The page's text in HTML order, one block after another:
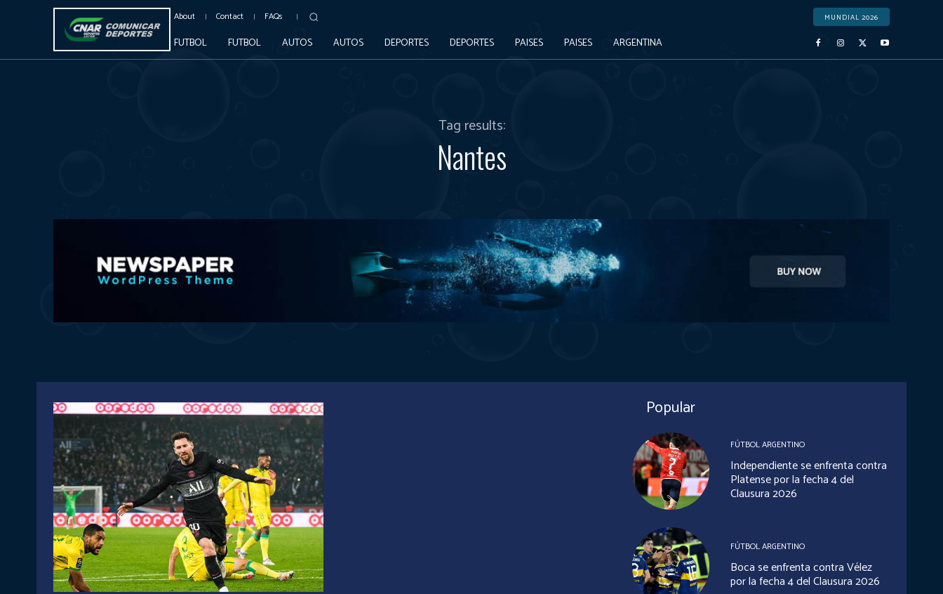
About Contact FAQs MUNDIAL 2026
FUTBOL FUTBOL AUTOS AUTOS DEPORTES DEPORTES PAISES PAISES ARGENTINA
Tag results:
Nantes
Popular
FÚTBOL ARGENTINO
Independiente se enfrenta contra
Platense por la fecha 4 del
Clausura 2026
FÚTBOL ARGENTINO
Boca se enfrenta contra Vélez
por la fecha 4 del Clausura 2026